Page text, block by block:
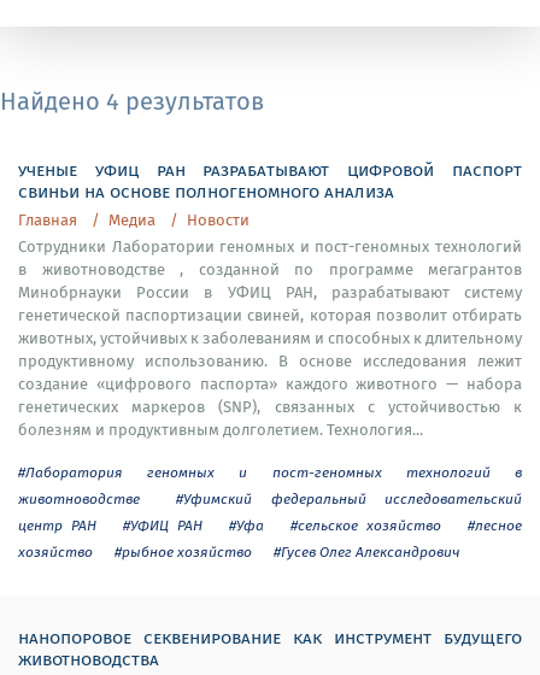
Найдено 4 результатов
ученые уфиц ран разрабатывают цифровой паспорт
свиньи на основе полногеномного анализа
Главная Медиа
Новости
Сотрудники Лаборатории геномных и пост-геномных технологий
в животноводстве , созданной по программе мегагрантов
Минобрнауки России в УФИЦ РАН, разрабатывают систему
генетической паспортизации свиней, которая позволит отбирать
животных, устойчивых к заболеваниям и способных к длительному
продуктивному использованию. В основе исследования лежит
создание «цифрового паспорта» каждого животного — набора
генетических маркеров (SNP), связанных с устойчивостью к
болезням и продуктивным долголетием. Технология...
#Лаборатория геномных и пост-геномных технологий в
животноводстве
#Уфимский федеральный исследовательский
центр РАН
#УФИЦ РАН #Уфа #сельское хозяйство
#лесное
хозяйство
#рыбное хозяйство #Гусев Олег Александрович
нанопоровое секвенирование как инструмент будущего
животноводства